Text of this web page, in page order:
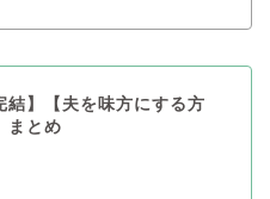
結】【夫を味方にする方
まとめ